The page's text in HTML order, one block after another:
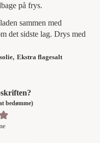
på frys.
sammen med
det sidste lag. Drys med
Ekstra flagesalt
bedømme)